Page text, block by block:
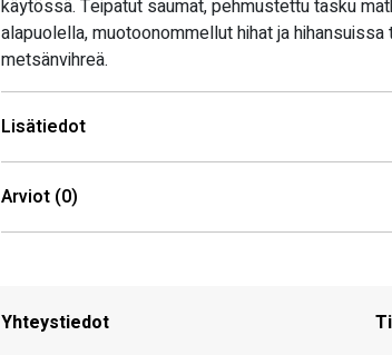
käytössä. Teipatut saumat, pehmustettu tasku
alapuolella, muotoonommellut hihat ja
metsänvihreä.
Lisätiedot
Arviot (0)
Yhteystiedot